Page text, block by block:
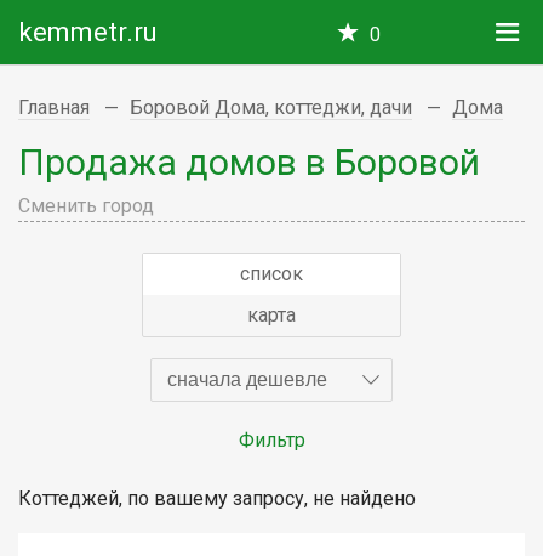
kemmetr.ru 0
Главная Боровой Дома, коттеджи, дачи Дома
Продажа домов в Боровой
Сменить город
список
карта
сначала дешевле
Фильтр
Коттеджей, по вашему запросу, не найдено